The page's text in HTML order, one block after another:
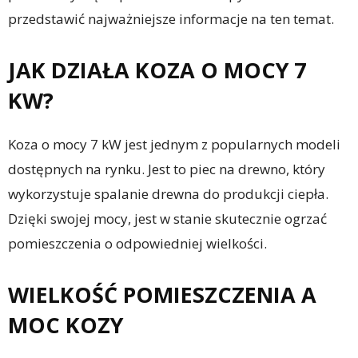
przedstawić najważniejsze informacje na ten temat.
JAK DZIAŁA KOZA O MOCY 7
KW?
Koza o mocy 7 kW jest jednym z popularnych modeli
dostępnych na rynku. Jest to piec na drewno, który
wykorzystuje spalanie drewna do produkcji ciepła.
Dzięki swojej mocy, jest w stanie skutecznie ogrzać
pomieszczenia o odpowiedniej wielkości.
WIELKOŚĆ POMIESZCZENIA A
MOC KOZY